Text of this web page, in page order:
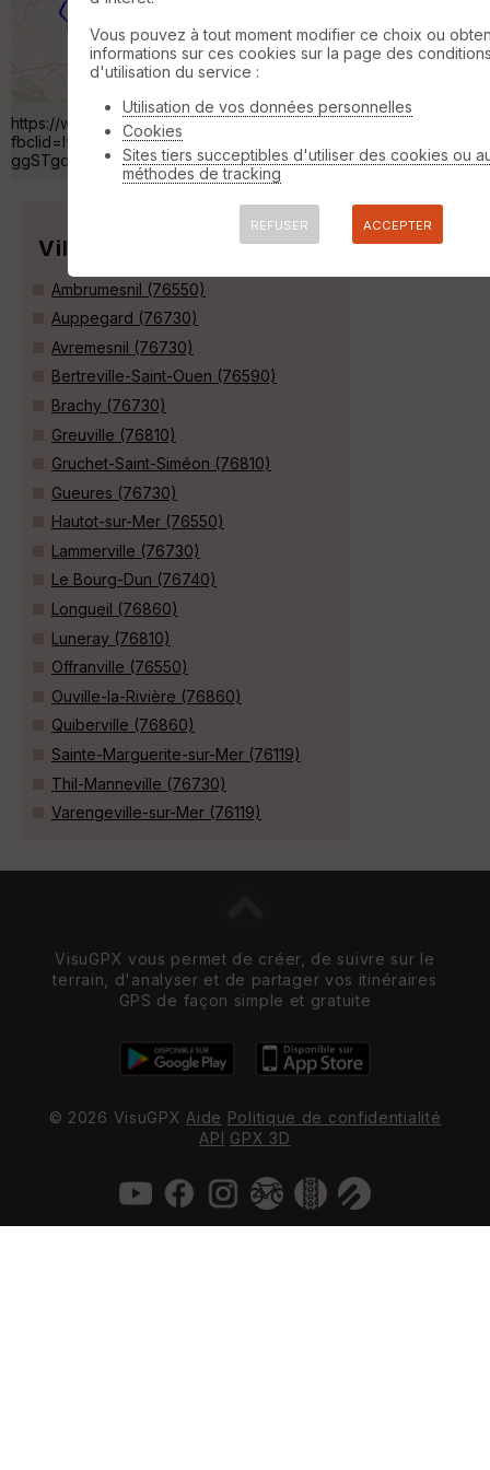
VTT 66 km 440 m
Pourville st aubin barentin trace realisé en
de celle ci pour un week end complet
https://www.visugpx.com/7uUdyG6po4?
fbclid=IwAR37_LHf8lwfd1FESuWSY0WS89eAYX5NPg53ZpTuiuc
ggSTgoCjPEQqhqa4 »
Villes
Ambrumesnil (76550)
Auppegard (76730)
Avremesnil (76730)
Bertreville-Saint-Ouen (76590)
Brachy (76730)
Greuville (76810)
Gruchet-Saint-Siméon (76810)
Gueures (76730)
Hautot-sur-Mer (76550)
Lammerville (76730)
Le Bourg-Dun (76740)
Longueil (76860)
Luneray (76810)
Offranville (76550)
Ouville-la-Rivière (76860)
Quiberville (76860)
Sainte-Marguerite-sur-Mer (76119)
Thil-Manneville (76730)
Varengeville-sur-Mer (76119)
VisuGPX vous permet de créer, de suivre sur le
terrain, d'analyser et de partager vos itinéraires
GPS de façon simple et gratuite
© 2026 VisuGPX Aide Politique de confidentialité
API GPX 3D
Vous pouvez à tout moment modifier ce choix ou
informations sur ces cookies sur la page des
d'utilisation du service :
Utilisation de vos données personnelles
Cookies
Sites tiers succeptibles d'utiliser des cookies ou
méthodes de tracking
REFUSER ACCEPTER